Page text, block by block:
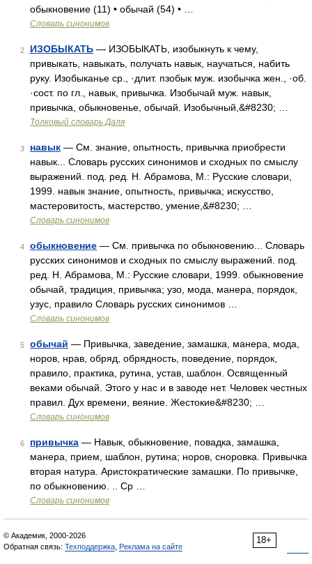
обыкновение (11) • обычай (54) • …
Словарь синонимов
2 ИЗОБЫКАТЬ — ИЗОБЫКАТЬ, изобыкнуть к чему,
привыкать, навыкать, получать навык, научаться, набить
руку. Изобыканье ср., ·длит. пзобык муж. изобычка жен., ·об.
·сост. по гл., навык, привычка. Изобычай муж. навык,
привычка, обыкновенье, обычай. Изобычный,&#8230; …
Толковый словарь Даля
3 навык — См. знание, опытность, привычка приобрести
навык... Словарь русских синонимов и сходных по смыслу
выражений. под. ред. Н. Абрамова, М.: Русские словари,
1999. навык знание, опытность, привычка; искусство,
мастеровитость, мастерство, умение,&#8230; …
Словарь синонимов
4 обыкновение — См. привычка по обыкновению... Словарь
русских синонимов и сходных по смыслу выражений. под.
ред. Н. Абрамова, М.: Русские словари, 1999. обыкновение
обычай, традиция, привычка; узо, мода, манера, порядок,
узус, правило Словарь русских синонимов …
Словарь синонимов
5 обычай — Привычка, заведение, замашка, манера, мода,
норов, нрав, обряд, обрядность, поведение, порядок,
правило, практика, рутина, устав, шаблон. Освященный
веками обычай. Этого у нас и в заводе нет. Человек честных
правил. Дух времени, веяние. Жестокие&#8230; …
Словарь синонимов
6 привычка — Навык, обыкновение, повадка, замашка,
манера, прием, шаблон, рутина; норов, сноровка. Привычка
вторая натура. Аристократические замашки. По привычке,
по обыкновению. .. Ср …
Словарь синонимов
18+
© Академик, 2000-2026
Обратная связь: Техподдержка Реклама на сайте